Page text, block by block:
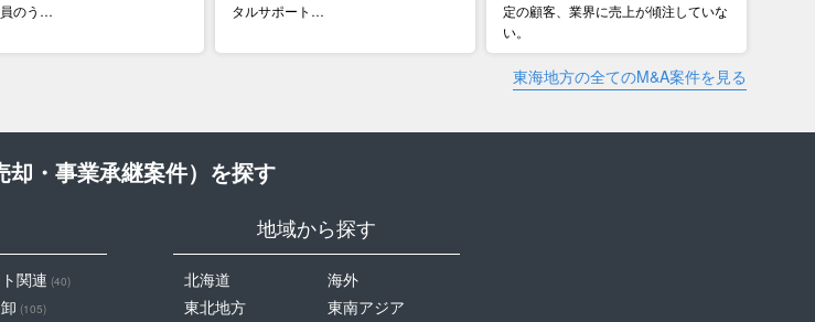
員のう…
タルサポート…
定の顧客、業界に売上が傾注していな
い。
東海地方の全てのM&A案件を見る
却・事業承継案件）を探す
関連 (40)
(105)
地域から探す
北海道
東北地方
海外
東南アジア